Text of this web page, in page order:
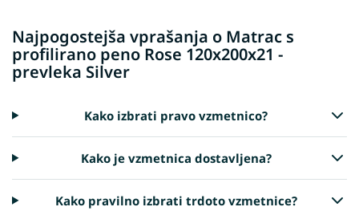
Najpogostejša vprašanja o Matrac s
profilirano peno Rose 120x200x21 -
prevleka Silver
Kako izbrati pravo vzmetnico?
Kako je vzmetnica dostavljena?
Kako pravilno izbrati trdoto vzmetnice?